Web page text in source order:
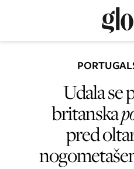
Udala se
britanska
pred